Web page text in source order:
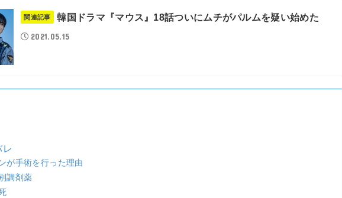
関連記事 韓国ドラマ『マウス』18話ついにムチがパルムを疑い始めた
2021.05.15
レ
が手術を行った理由
調剤薬